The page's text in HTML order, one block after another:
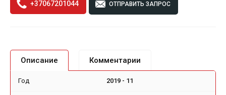
+37067201044 ОТПРАВИТЬ ЗАПРОС
Описание Комментарии
Год 2019 - 11